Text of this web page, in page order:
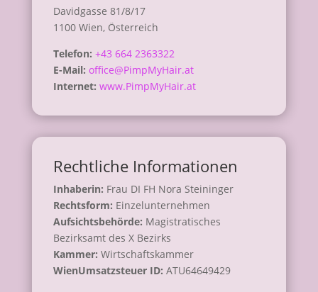
Davidgasse 81/8/17
1100 Wien, Österreich
Telefon: +43 664 2363322
E-Mail: office@PimpMyHair.at
Internet: www.PimpMyHair.at
Rechtliche Informationen
Inhaberin: Frau DI FH Nora Steininger
Rechtsform: Einzelunternehmen
Aufsichtsbehörde: Magistratisches
Bezirksamt des X Bezirks
Kammer: Wirtschaftskammer
WienUmsatzsteuer ID: ATU64649429